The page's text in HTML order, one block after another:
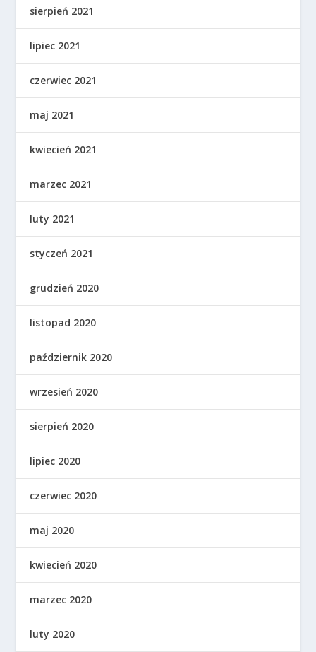
sierpień 2021
lipiec 2021
czerwiec 2021
maj 2021
kwiecień 2021
marzec 2021
luty 2021
styczeń 2021
grudzień 2020
listopad 2020
październik 2020
wrzesień 2020
sierpień 2020
lipiec 2020
czerwiec 2020
maj 2020
kwiecień 2020
marzec 2020
luty 2020